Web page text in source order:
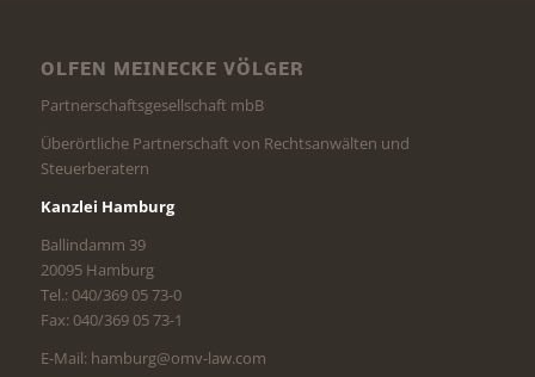
OLFEN MEINECKE VÖLGER
Partnerschaftsgesellschaft mbB
Überörtliche Partnerschaft von Rechtsanwälten und
Steuerberatern
Kanzlei Hamburg
Ballindamm 39
20095 Hamburg
Tel.: 040/369 05 73-0
Fax: 040/369 05 73-1
E-Mail: hamburg@omv-law.com